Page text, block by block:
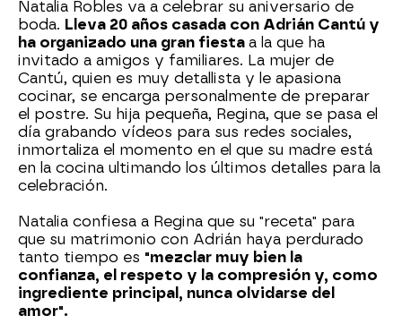
Natalia Robles va a celebrar su aniversario de
boda. Lleva 20 años casada con Adrián Cantú y
ha organizado una gran fiesta a la que ha
invitado a amigos y familiares. La mujer de
Cantú, quien es muy detallista y le apasiona
cocinar, se encarga personalmente de preparar
el postre. Su hija pequeña, Regina, que se pasa el
día grabando vídeos para sus redes sociales,
inmortaliza el momento en el que su madre está
en la cocina ultimando los últimos detalles para la
celebración.
Natalia confiesa a Regina que su "receta" para
que su matrimonio con Adrián haya perdurado
tanto tiempo es "mezclar muy bien la
confianza, el respeto y la compresión y, como
ingrediente principal, nunca olvidarse del
amor".